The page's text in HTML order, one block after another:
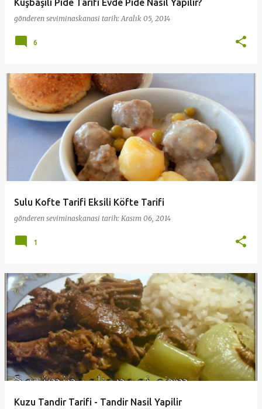
Kuşbaşılı Pide Tarifi Evde Pide Nasıl Yapılır?
gönderen seviminaskanasi tarih:Aralık 05, 2014
6
Sulu Kofte Tarifi Eksili Köfte Tarifi
gönderen seviminaskanasi tarih: Kasım 06, 2014
1
Kuzu Tandir Tarifi - Tandir Nasil Yapilir